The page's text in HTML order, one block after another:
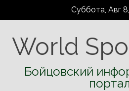
Суббота, Авг
World
Бойцовский